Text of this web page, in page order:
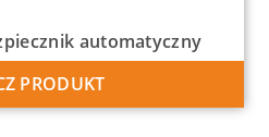
automatyczny
PRODUKT